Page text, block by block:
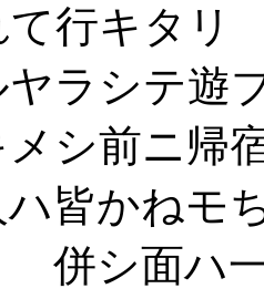
て行キタ
ラシテ遊
メシ前ニ帰
皆かねモ
併シ面ハ